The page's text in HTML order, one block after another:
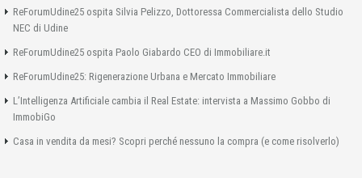
ReForumUdine25 ospita Silvia Pelizzo, Dottoressa Commercialista dello Studio
NEC di Udine
ReForumUdine25 ospita Paolo Giabardo CEO di Immobiliare.it
ReForumUdine25: Rigenerazione Urbana e Mercato Immobiliare
L’Intelligenza Artificiale cambia il Real Estate: intervista a Massimo Gobbo di
ImmobiGo
Casa in vendita da mesi? Scopri perché nessuno la compra (e come risolverlo)